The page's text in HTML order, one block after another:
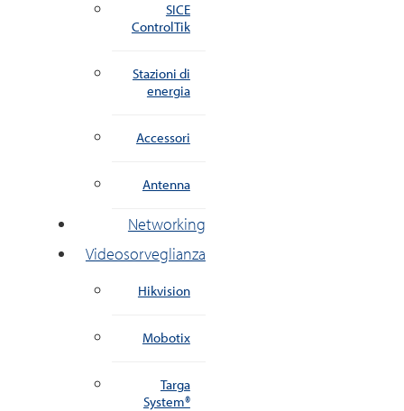
SICE
ControlTik
Stazioni di
energia
Accessori
Antenna
Networking
Videosorveglianza
Hikvision
Mobotix
Targa
System®